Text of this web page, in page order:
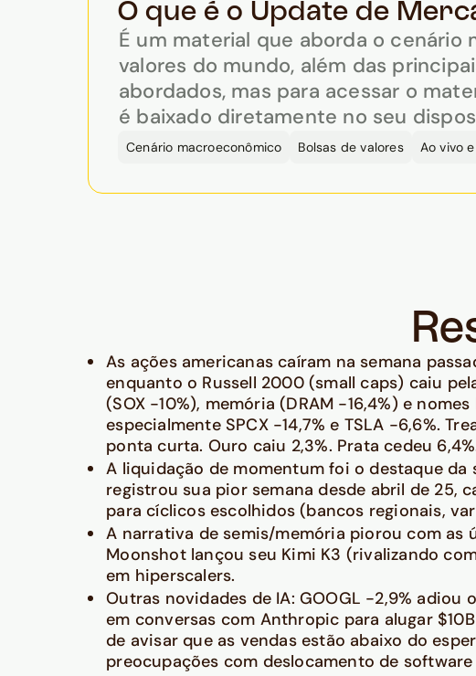
O que é o Update de
É um material que aborda o
valores do mundo, além das
abordados, mas para acessar o
é baixado diretamente no seu
Cenário macroeconômico Bolsas de valores Ao vivo
As ações americanas caíram na semana
enquanto o Russell 2000 (small caps) caiu
(SOX -10%), memória (DRAM -16,4%) e
especialmente SPCX -14,7% e TSLA -6,6%.
ponta curta. Ouro caiu 2,3%. Prata cedeu
A liquidação de momentum foi o destaque da
registrou sua pior semana desde abril de 25,
para cíclicos escolhidos (bancos regionais,
A narrativa de semis/memória piorou com as
Moonshot lançou seu Kimi K3 (rivalizando
em hiperscalers.
Outras novidades de IA: GOOGL -2,9% adiou
em conversas com Anthropic para alugar
de avisar que as vendas estão abaixo do
preocupações com deslocamento de